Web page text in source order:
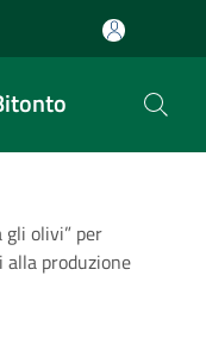
olivi” per
alla produzione